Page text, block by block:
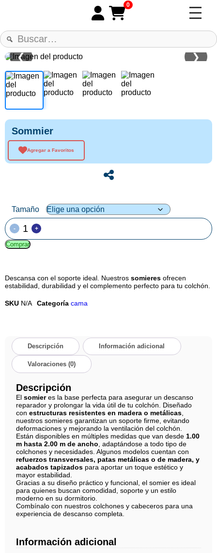
0
❮ ❯
Sommier
Agregar a Favoritos
Tamaño
- +
Comprar
Descansa con el soporte ideal. Nuestros somieres ofrecen
estabilidad, durabilidad y el complemento perfecto para tu colchón.
SKU N/A Categoría cama
Descripción Información adicional
Valoraciones (0)
Descripción
El somieres la base perfecta para asegurar un descanso
reparador y prolongar la vida útil de tu colchón. Diseñado
con estructuras resistentes en madera o metálicas
nuestros somieres garantizan un soporte firme, evitando
deformaciones y mejorando la ventilación del colchón.
Están disponibles en múltiples medidas que van desde 1.00
m hasta 2.00 m de ancho , adaptándose a todo tipo de
colchones y necesidades. Algunos modelos cuentan con
refuerzos transversales, patas metálicas o de madera, y
acabados tapizados para aportar un toque estético y
mayor estabilidad.
Gracias a su diseño práctico y funcional, el somier es ideal
para quienes buscan comodidad, soporte y un estilo
moderno en su dormitorio.
Combínalo con nuestros colchones y cabeceros para una
experiencia de descanso completa.
Información adicional